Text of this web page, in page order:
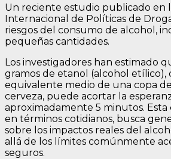
Un reciente estudio publicado en
Internacional de Políticas de
riesgos del consumo de alcohol,
pequeñas cantidades.
Los investigadores han estimado
gramos de etanol (alcohol etílico),
equivalente medio de una copa
cerveza, puede acortar la
aproximadamente 5 minutos. Esta
en términos cotidianos, busca
sobre los impactos reales del
allá de los límites comúnmente
seguros.